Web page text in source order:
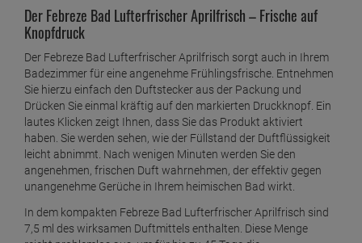
Der Febreze Bad Lufterfrischer Aprilfrisch – Frische auf
Knopfdruck
Der Febreze Bad Lufterfrischer Aprilfrisch sorgt auch in Ihrem
Badezimmer für eine angenehme Frühlingsfrische. Entnehmen
Sie hierzu einfach den Duftstecker aus der Packung und
Drücken Sie einmal kräftig auf den markierten Druckknopf. Ein
lautes Klicken zeigt Ihnen, dass Sie das Produkt aktiviert
haben. Sie werden sehen, wie der Füllstand der Duftflüssigkeit
leicht abnimmt. Nach wenigen Minuten werden Sie den
angenehmen, frischen Duft wahrnehmen, der effektiv gegen
unangenehme Gerüche in Ihrem heimischen Bad wirkt.
In dem kompakten Febreze Bad Lufterfrischer Aprilfrisch sind
7,5 ml des wirksamen Duftmittels enthalten. Diese Menge